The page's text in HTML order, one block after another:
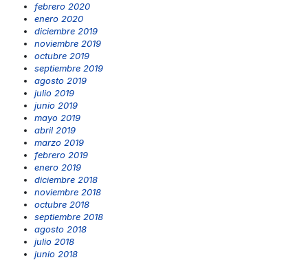
febrero 2020
enero 2020
diciembre 2019
noviembre 2019
octubre 2019
septiembre 2019
agosto 2019
julio 2019
junio 2019
mayo 2019
abril 2019
marzo 2019
febrero 2019
enero 2019
diciembre 2018
noviembre 2018
octubre 2018
septiembre 2018
agosto 2018
julio 2018
junio 2018